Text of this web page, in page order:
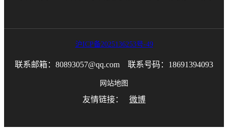
沪ICP备2025136253号-49
联系邮箱：80893057@qq.com 联系号码：18691394093
网站地图
友情链接： 微博